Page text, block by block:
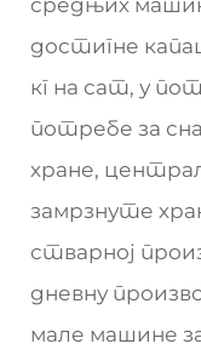
достигне
кг на сат, у
потребе за
хране,
замрзнуте
стварној
дневну
мале машине